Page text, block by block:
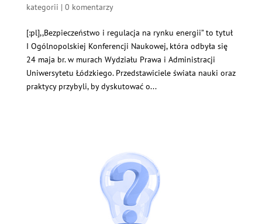
kategorii | 0 komentarzy
[:pl],,Bezpieczeństwo i regulacja na rynku energii” to tytuł
I Ogólnopolskiej Konferencji Naukowej, która odbyła się
24 maja br. w murach Wydziału Prawa i Administracji
Uniwersytetu Łódzkiego. Przedstawiciele świata nauki oraz
praktycy przybyli, by dyskutować o...